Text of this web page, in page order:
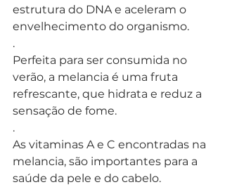
estrutura do DNA e aceleram o
envelhecimento do organismo.
.
Perfeita para ser consumida no
verão, a melancia é uma fruta
refrescante, que hidrata e reduz a
sensação de fome.
.
As vitaminas A e C encontradas na
melancia, são importantes para a
saúde da pele e do cabelo.